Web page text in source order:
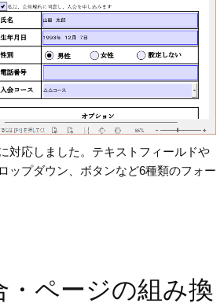
対応しました。テキストフィールドや
ップダウン、ボタンなど6種類のフォー
・ページの組み換